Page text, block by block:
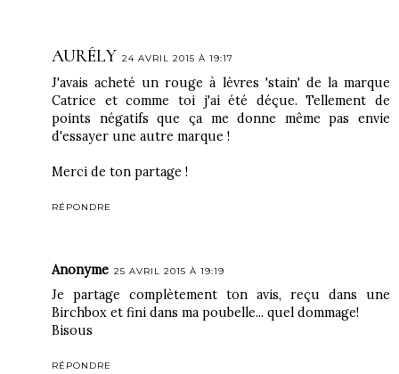
AURÉLY 24 AVRIL 2015 À 19:17
J'avais acheté un rouge à lèvres 'stain' de la marque
Catrice et comme toi j'ai été déçue. Tellement de
points négatifs que ça me donne même pas envie
d'essayer une autre marque !
Merci de ton partage !
RÉPONDRE
Anonyme 25 AVRIL 2015 À 19:19
Je partage complètement ton avis, reçu dans une
Birchbox et fini dans ma poubelle... quel dommage!
Bisous
RÉPONDRE